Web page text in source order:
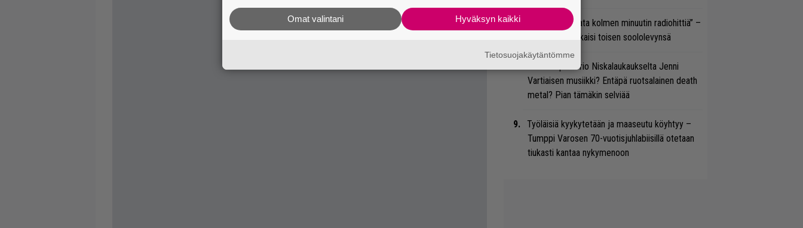
”Tässä ei jahdata kolmen minuutin radiohittiä” –
A.W. Yrjänä julkaisi toisen soololevynsä
Miten taipuu Trio Niskalaukaukselta Jenni
Vartiaisen musiikki? Entäpä ruotsalainen death
metal? Pian tämäkin selviää
Työläisiä kyykytetään ja maaseutu köyhtyy –
Tumppi Varosen 70-vuotisjuhlabiisillä otetaan
tiukasti kantaa nykymenoon
Hyväksyn kaikki
Omat valintani
Tietosuojakäytäntömme